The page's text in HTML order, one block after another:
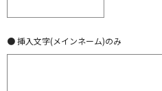
● 挿入文字(メインネーム)のみ